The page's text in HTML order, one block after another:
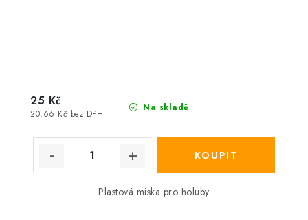
Na skladě
20,66 Kč bez DPH
25 Kč
Plastová miska pro holuby